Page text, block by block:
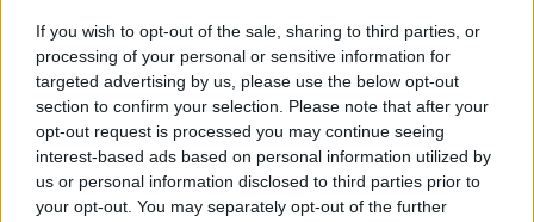
If you wish to opt-out of the sale, sharing to third parties, or
processing of your personal or sensitive information for
targeted advertising by us, please use the below opt-out
section to confirm your selection. Please note that after your
opt-out request is processed you may continue seeing
interest-based ads based on personal information utilized by
us or personal information disclosed to third parties prior to
your opt-out. You may separately opt-out of the further
Ο «χάρτης» των πληρωμών από τον e-ΕΦΚΑ
και τη ΔΥΠΑ έως τις 14 Αυγούστου
08/08/2026 12:28